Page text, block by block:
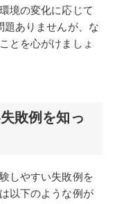
境の変化に応じて
題ありませんが、な
とを心がけましょ
敗例を知っ
しやすい失敗例を
以下のような例が